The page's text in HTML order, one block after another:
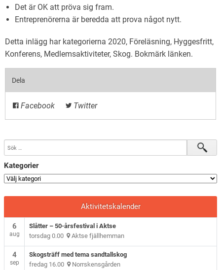
Det är OK att pröva sig fram.
Entreprenörerna är beredda att prova något nytt.
Detta inlägg har kategorierna 2020, Föreläsning, Hyggesfritt,
Konferens, Medlemsaktiviteter, Skog. Bokmärk länken.
Dela
Facebook Twitter
Kategorier
Aktivitetskalender
6
aug
Slåtter – 50-årsfestival i Aktse
torsdag 0.00 Aktse fjällhemman
4
sep
Skogsträff med tema sandtallskog
fredag 16.00 Norrskensgården